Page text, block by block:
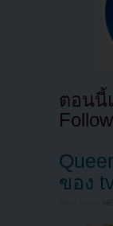
ตอนนี้
ของ